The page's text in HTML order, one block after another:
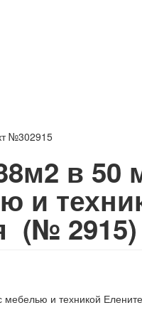
№302915
в 50
и
(№ 2915)